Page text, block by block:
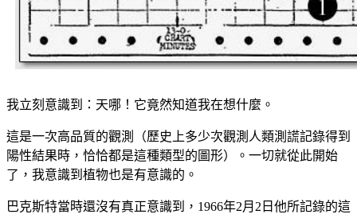
我立刻意識到：天哪！它竟然知道我在想什麼。
這是一次高品質的觀測（歷史上多少次觀測人類測謊記錄得到
陽性結果時，恰恰都是這種類型的圖形）。一切就從此開始
了，我意識到植物也是有意識的。
巴克斯特當時還沒有真正意識到，1966年2月2日他所記錄的這